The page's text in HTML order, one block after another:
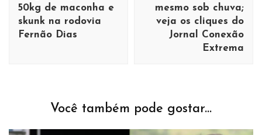
50kg de maconha e
skunk na rodovia
Fernão Dias
mesmo sob chuva;
veja os cliques do
Jornal Conexão
Extrema
Você também pode gostar...